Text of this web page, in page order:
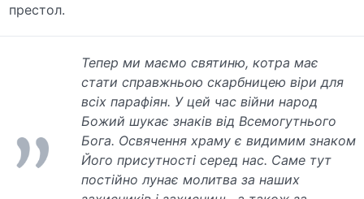
престол.
Тепер ми маємо святиню, котра має
стати справжньою скарбницею віри для
всіх парафіян. У цей час війни народ
Божий шукає знаків від Всемогутнього
Бога. Освячення храму є видимим знаком
Його присутності серед нас. Саме тут
постійно лунає молитва за наших